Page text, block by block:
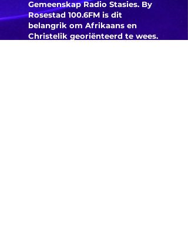
Gemeenskap Radio Stasies. By
Rosestad 100.6FM is dit
belangrik om Afrikaans en
Christelik georiënteerd te wees.